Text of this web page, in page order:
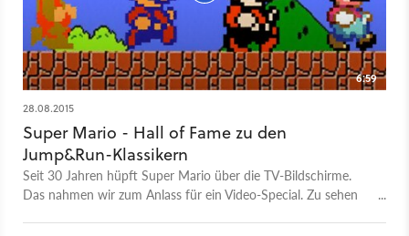
6:59
28.08.2015
Super Mario - Hall of Fame zu den
Jump&Run-Klassikern
Seit 30 Jahren hüpft Super Mario über die TV-Bildschirme.
Das nahmen wir zum Anlass für ein Video-Special. Zu sehen